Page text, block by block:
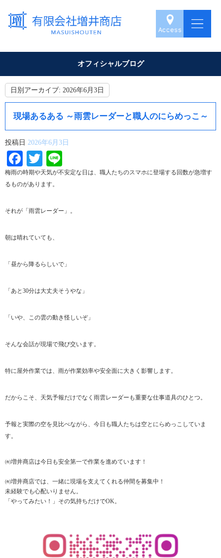
オフィシャルブログ
日別アーカイブ: 2026年6月3日
現場あるある ～雨雲レーダーと職人のにらめっこ～
投稿日 2026年6月3日
Facebook
Twitter
梅雨の時期や天気が不安定な日は、職人たちのスマホに登場する回数が急増す
るものがあります。
それが「雨雲レーダー」。
朝は晴れていても、
「昼から降るらしいで」
「あと30分は大丈夫そうやな」
「いや、この雲の動き怪しいぞ」
そんな会話が現場で飛び交います。
特に屋外作業では、雨が作業効率や安全面に大きく影響します。
だからこそ、天気予報だけでなく雨雲レーダーも重要な仕事道具のひとつ。
予報と実際の空を見比べながら、今日も職人たちは空とにらめっこしていま
す。
㈲増井商店は今日も安全第一で作業を進めています！
㈲増井商店では、一緒に現場を支えてくれる仲間を募集中！
未経験でも心配いりません。
「やってみたい！」その気持ちだけでOK。